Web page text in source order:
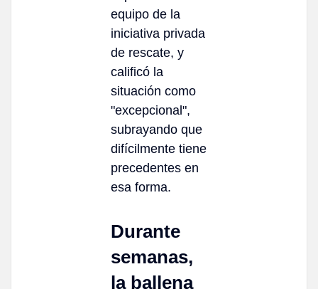
equipo de la
iniciativa privada
de rescate, y
calificó la
situación como
"excepcional",
subrayando que
difícilmente tiene
precedentes en
esa forma.
Durante
semanas,
la ballena